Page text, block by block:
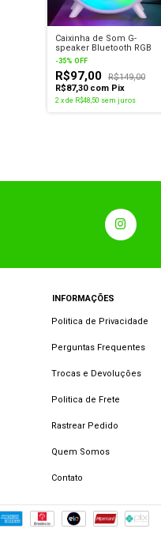
Caixinha de Som G-
speaker Bluetooth RGB
-35% OFF
R$97,00
R$149,00
R$87,30 com Pix
2 x de R$48,50 sem juros
INFORMAÇÕES
Politica de Privacidade
Perguntas Frequentes
Trocas e Devoluções
Politica de Frete
Rastrear Pedido
Quem Somos
Contato